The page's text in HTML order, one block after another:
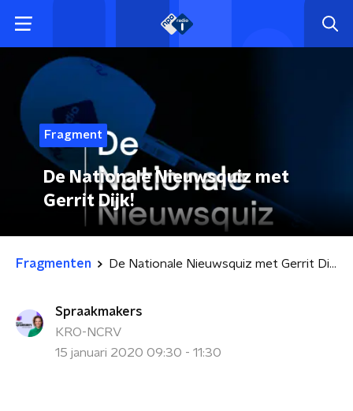
Fragment
De Nationale Nieuwsquiz met
Gerrit Dijk!
Fragmenten De Nationale Nieuwsquiz met Gerrit Dijk!
Spraakmakers
KRO-NCRV
15 januari 2020 09:30 - 11:30